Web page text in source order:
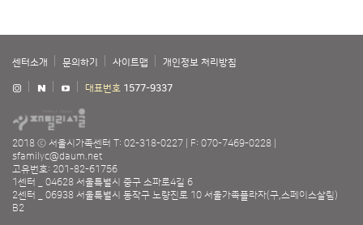
센터소개 문의하기 사이트맵 개인정보 처리방침
대표번호 1577-9337
2018 ⓒ 서울시가족센터 T: 02-318-0227
F: 070-7469-0228
sfamilyc@daum.net
고유번호: 201-82-61756
1센터 _ 04628 서울특별시 중구 소파로4길 6
2센터 _ 06938 서울특별시 동작구 노량진로 10 서울가족플라자(구,스페이스살림)
B2